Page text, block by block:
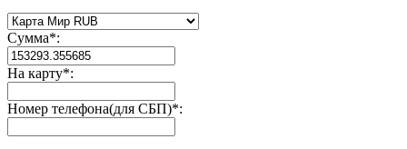
Сумма*:
На карту*:
Номер телефона(для СБП)*: